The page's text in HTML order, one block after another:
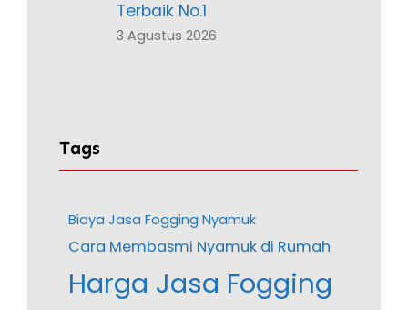
Terbaik No.1
3 Agustus 2026
Tags
Biaya Jasa Fogging Nyamuk
Cara Membasmi Nyamuk di Rumah
Harga Jasa Fogging